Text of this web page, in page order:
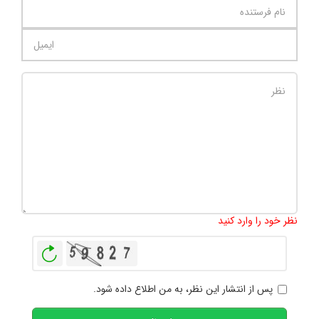
نظر خود را وارد کنید
پس از انتشار این نظر، به من اطلاع داده شود.